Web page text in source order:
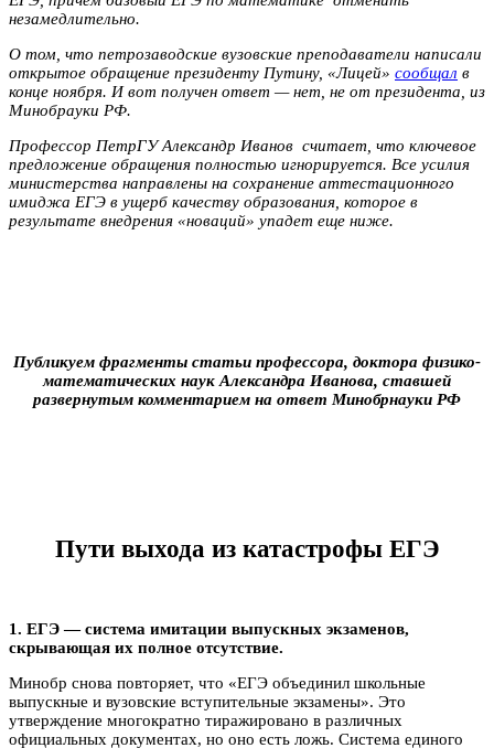
незамедлительно.
О том, что петрозаводские вузовские преподаватели написали
открытое обращение президенту Путину, «Лицей» сообщал в
конце ноября. И вот получен ответ — нет, не от президента, из
Минобрауки РФ.
Профессор ПетрГУ Александр Иванов считает, что ключевое
предложение обращения полностью игнорируется. Все усилия
министерства направлены на сохранение аттестационного
имиджа ЕГЭ в ущерб качеству образования, которое в
результате внедрения «новаций» упадет еще ниже.
Публикуем фрагменты статьи профессора, доктора физико-
математических наук Александра Иванова, ставшей
развернутым комментарием на ответ Минобрнауки РФ
Пути выхода из катастрофы ЕГЭ
1. ЕГЭ — система имитации выпускных экзаменов,
скрывающая их полное отсутствие.
Минобр снова повторяет, что «ЕГЭ объединил школьные
выпускные и вузовские вступительные экзамены». Это
утверждение многократно тиражировано в различных
официальных документах, но оно есть ложь. Система единого